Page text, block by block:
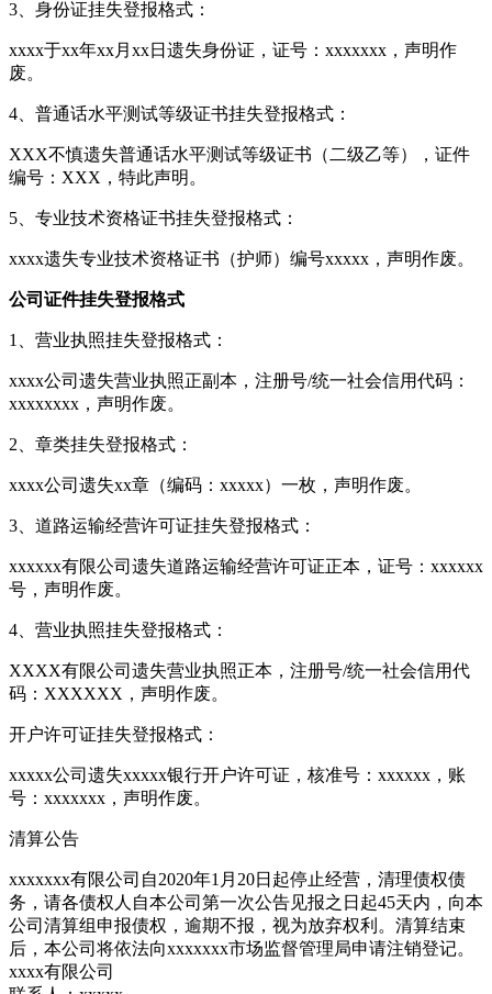
3、身份证挂失登报格式：
xxxx于xx年xx月xx日遗失身份证，证号：xxxxxxx，声明作
废。
4、普通话水平测试等级证书挂失登报格式：
XXX不慎遗失普通话水平测试等级证书（二级乙等），证件
编号：XXX，特此声明。
5、专业技术资格证书挂失登报格式：
xxxx遗失专业技术资格证书（护师）编号xxxxx，声明作废。
公司证件挂失登报格式
1、营业执照挂失登报格式：
xxxx公司遗失营业执照正副本，注册号/统一社会信用代码：
xxxxxxxx，声明作废。
2、章类挂失登报格式：
xxxx公司遗失xx章（编码：xxxxx）一枚，声明作废。
3、道路运输经营许可证挂失登报格式：
xxxxxx有限公司遗失道路运输经营许可证正本，证号：xxxxxx
号，声明作废。
4、营业执照挂失登报格式：
XXXX有限公司遗失营业执照正本，注册号/统一社会信用代
码：XXXXXX，声明作废。
开户许可证挂失登报格式：
xxxxx公司遗失xxxxx银行开户许可证，核准号：xxxxxx，账
号：xxxxxxx，声明作废。
清算公告
xxxxxxx有限公司自2020年1月20日起停止经营，清理债权债
务，请各债权人自本公司第一次公告见报之日起45天内，向本
公司清算组申报债权，逾期不报，视为放弃权利。清算结束
后，本公司将依法向xxxxxxx市场监督管理局申请注销登记。
xxxx有限公司